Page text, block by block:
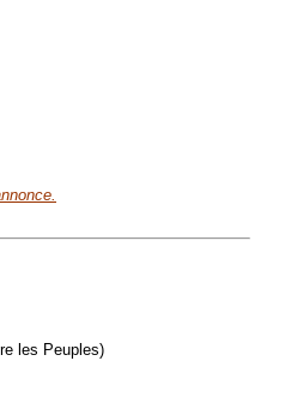
les Peuples)